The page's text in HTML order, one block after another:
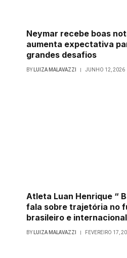
Neymar recebe boas
aumenta expectativa
grandes desafios
BY LUIZA MALAVAZZI JUNHO 12, 2026
Atleta Luan Henrique “
fala sobre trajetória no
brasileiro e internacional
BY LUIZA MALAVAZZI FEVEREIRO 17,